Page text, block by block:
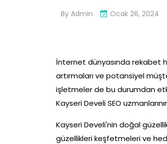
By Admin Ocak 26, 2024
İnternet dünyasında rekabet
artırmaları ve potansiyel
işletmeler de bu durumdan
Kayseri Develi SEO
Kayseri Develi'nin doğal
güzellikleri keşfetmeleri ve